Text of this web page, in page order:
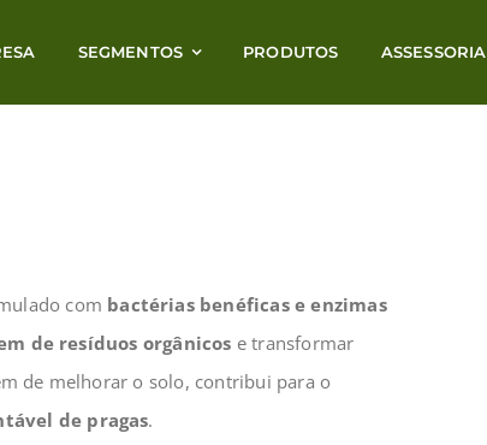
SEGMENTOS PRODUTOS ASSESSORIA
com bactérias benéficas e enzimas
de resíduos orgânicos e transformar
de melhorar o solo, contribui para o
de pragas.